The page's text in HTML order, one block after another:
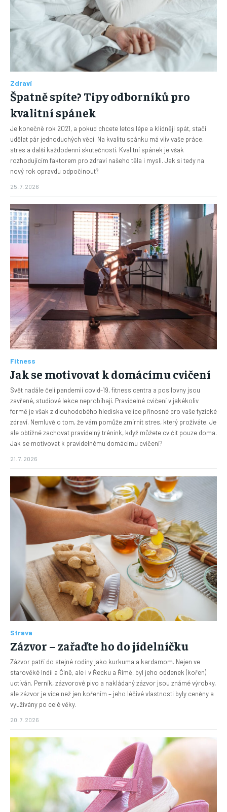
Zdraví
Špatně spíte? Tipy odborníků pro
kvalitní spánek
Je konečně rok 2021, a pokud chcete letos lépe a klidněji spát, stačí
udělat pár jednoduchých věcí. Na kvalitu spánku má vliv vaše práce,
stres a další každodenní skutečnosti. Kvalitní spánek je však
rozhodujícím faktorem pro zdraví našeho těla i mysli. Jak si tedy na
nový rok opravdu odpočinout?
25. 7. 2026
Fitness
Jak se motivovat k domácímu cvičení
Svět nadále čelí pandemii covid-19, fitness centra a posilovny jsou
zavřené, studiové lekce neprobíhají. Pravidelné cvičení v jakékoliv
formě je však z dlouhodobého hlediska velice přínosné pro vaše fyzické
zdraví. Nemluvě o tom, že vám pomůže zmírnit stres, který prožíváte. Je
ale obtížné zachovat pravidelný trénink, když můžete cvičit pouze doma.
Jak se motivovat k pravidelnému domácímu cvičení?
21. 7. 2026
Strava
Zázvor – zařaďte ho do jídelníčku
Zázvor patří do stejné rodiny jako kurkuma a kardamom. Nejen ve
starověké Indii a Číně, ale i v Řecku a Římě, byl jeho oddenek (kořen)
uctíván. Perník, zázvorové pivo a nakládaný zázvor jsou známé výrobky,
ale zázvor je více než jen kořením – jeho léčivé vlastnosti byly ceněny a
využívány po celé věky.
20. 7. 2026